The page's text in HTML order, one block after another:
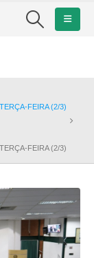
FEIRA (2/3)
FEIRA (2/3)